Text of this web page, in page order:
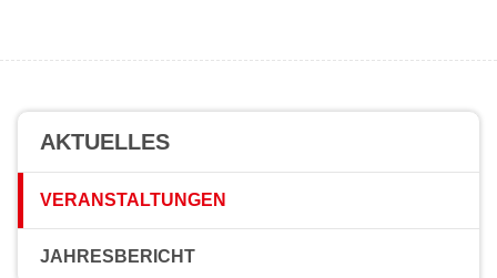
AKTUELLES
VERANSTALTUNGEN
JAHRESBERICHT